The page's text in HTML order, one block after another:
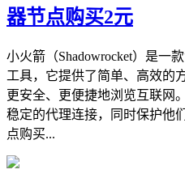
器节点购买2元
小火箭（Shadowrocket）是一
工具，它提供了简单、高效的
更安全、更便捷地浏览互联网
稳定的代理连接，同时保护他
点购买...